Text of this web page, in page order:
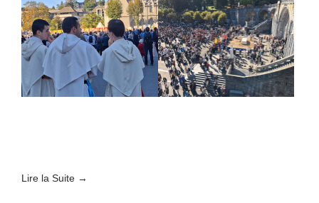
Lire la Suite →